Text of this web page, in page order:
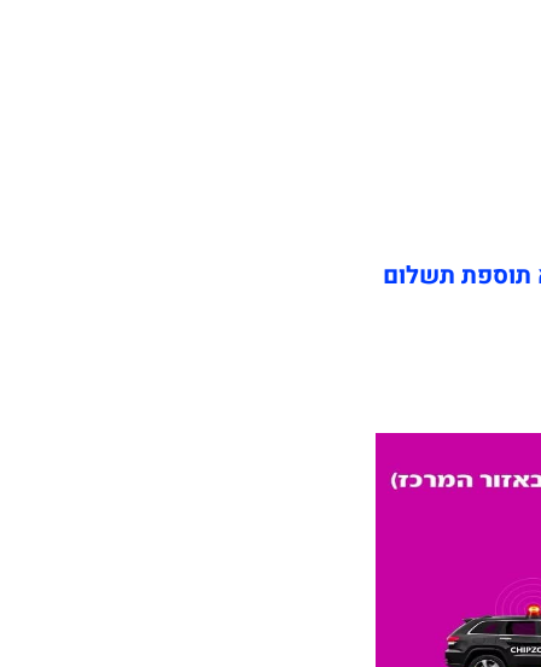
תוספת תשלום